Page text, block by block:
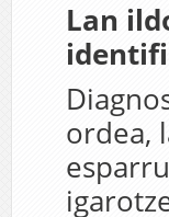
Lan
ordea,